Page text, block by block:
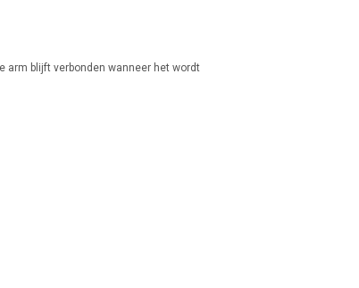
arm blijft verbonden wanneer het wordt